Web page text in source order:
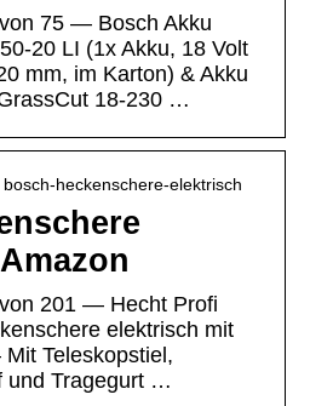
75 — Bosch Akku
20 LI (1x Akku, 18 Volt
mm, im Karton) & Akku
18-230 …
heckenschere-elektrisch
201 — Hecht Profi
elektrisch mit
Teleskopstiel,
und Tragegurt …